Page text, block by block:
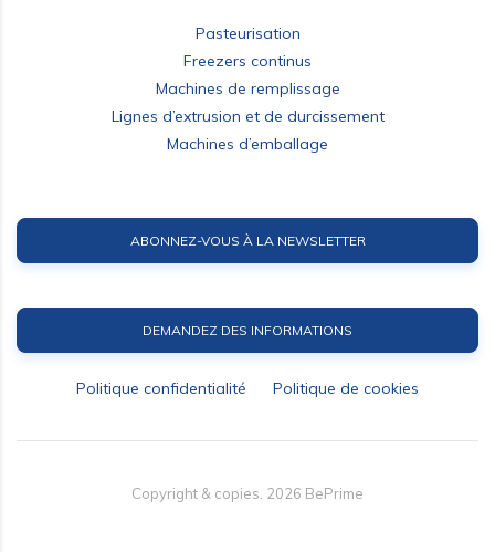
Pasteurisation
Freezers continus
Machines de remplissage
Lignes d’extrusion et de durcissement
Machines d’emballage
ABONNEZ-VOUS À LA NEWSLETTER
DEMANDEZ DES INFORMATIONS
Politique confidentialité Politique de cookies
Copyright & copies. 2026 BePrime